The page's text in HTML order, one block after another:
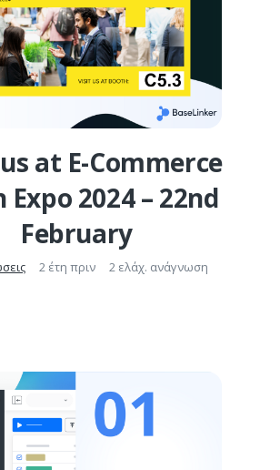
at E-Commerce
Expo 2024 – 22nd
February
2 έτη πριν 2 ελάχ. ανάγνωση